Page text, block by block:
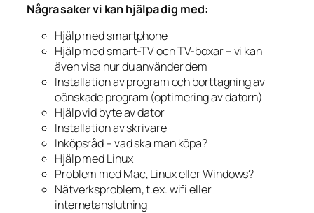
Några saker vi kan hjälpa dig med:
Hjälp med smartphone
Hjälp med smart-TV och TV-boxar – vi kan
även visa hur du använder dem
Installation av program och borttagning av
oönskade program (optimering av datorn)
Hjälp vid byte av dator
Installation av skrivare
Inköpsråd – vad ska man köpa?
Hjälp med Linux
Problem med Mac, Linux eller Windows?
Nätverksproblem, t.ex. wifi eller
internetanslutning